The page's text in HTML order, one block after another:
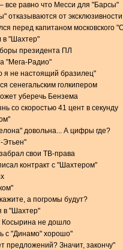
все равно что Месси для "Барсы"
отказываются от эксклюзивности
перед капитаном московского
в "Шахтер"
президента ПЛ
"Мега-Радио"
я не настоящий бразилец"
сенегальским голкипером
уберечь Бензема
со скоростью 41 цент в секунду
довольна... А цифры где?
Этьен"
свои ТВ-права
контракт с "Шахтером"
а погромы будут?
в "Шахтер"
Косырина не дошло
с "Динамо" хорошо"
предложений? Значит, закончу"